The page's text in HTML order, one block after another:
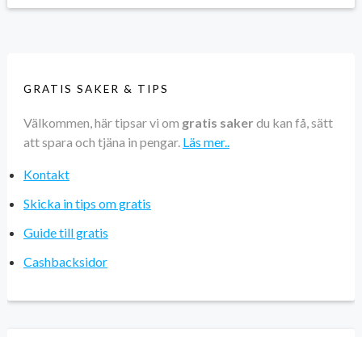
GRATIS SAKER & TIPS
Välkommen, här tipsar vi om gratis saker du kan få, sätt
att spara och tjäna in pengar. Läs mer..
Kontakt
Skicka in tips om gratis
Guide till gratis
Cashbacksidor